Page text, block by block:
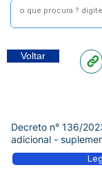
Voltar
Decreto n° 136/
adicional -